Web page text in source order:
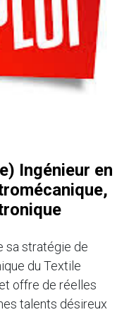
Ingénieur en
sa stratégie de
du Textile
offre de réelles
talents désireux